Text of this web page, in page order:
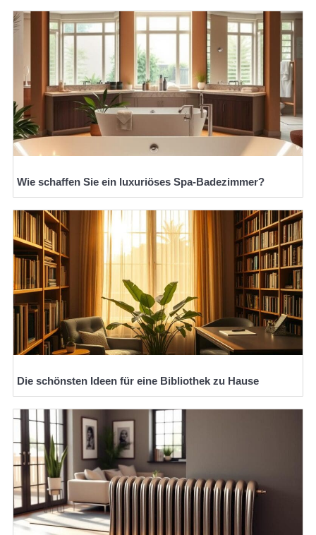
Wie schaffen Sie ein luxuriöses Spa-Badezimmer?
Die schönsten Ideen für eine Bibliothek zu Hause